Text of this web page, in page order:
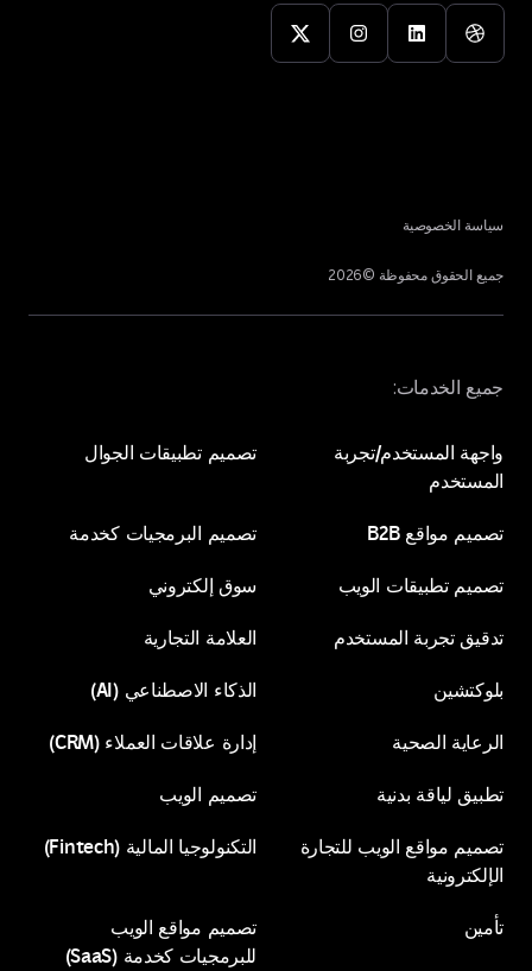
سياسة الخصوصية
جميع الحقوق محفوظة ©2026
جميع الخدمات:
واجهة المستخدم/تجربة
المستخدم
المستخدم
تصميم تطبيقات الجوال
تصميم مواقع B2B
تصميم مواقع B2B
تصميم البرمجيات كخدمة
تصميم البرمجيات كخدمة تصميم تطبيقات الويب
تصميم تطبيقات الويب
سوق إلكتروني
سوق إلكتروني تدقيق تجربة المستخدم
تدقيق تجربة المستخدم
العلامة التجارية
العلامة التجارية بلوكتشين
بلوكتشين
الذكاء الاصطناعي (AI)
الذكاء الاصطناعي (AI) الرعاية الصحية
الرعاية الصحية
إدارة علاقات العملاء (CRM)
إدارة علاقات العملاء (CRM) تطبيق لياقة بدنية
تطبيق لياقة بدنية
تصميم الويب
تصميم الويب
تصميم مواقع الويب للتجارة
الإلكترونية
التكنولوجيا المالية (Fintech)
تأمين
تصميم مواقع الويب
للبرمجيات كخدمة (SaaS)